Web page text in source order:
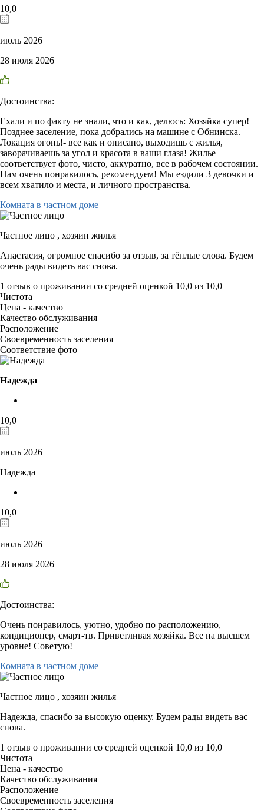
10,0
июль 2026
28 июля 2026
Достоинства:
Ехали и по факту не знали, что и как, делюсь: Хозяйка супер!
Позднее заселение, пока добрались на машине с Обнинска.
Локация огонь!- все как и описано, выходишь с жилья,
заворачиваешь за угол и красота в ваши глаза! Жилье
соответствует фото, чисто, аккуратно, все в рабочем состоянии.
Нам очень понравилось, рекомендуем! Мы ездили 3 девочки и
всем хватило и места, и личного пространства.
Комната в частном доме
Частное лицо , хозяин жилья
Анастасия, огромное спасибо за отзыв, за тёплые слова. Будем
очень рады видеть вас снова.
1 отзыв о проживании со средней оценкой 10,0 из 10,0
Чистота
Цена - качество
Качество обслуживания
Расположение
Своевременность заселения
Соответствие фото
Надежда
10,0
июль 2026
Надежда
10,0
июль 2026
28 июля 2026
Достоинства:
Очень понравилось, уютно, удобно по расположению,
кондиционер, смарт-тв. Приветливая хозяйка. Все на высшем
уровне! Советую!
Комната в частном доме
Частное лицо , хозяин жилья
Надежда, спасибо за высокую оценку. Будем рады видеть вас
снова.
1 отзыв о проживании со средней оценкой 10,0 из 10,0
Чистота
Цена - качество
Качество обслуживания
Расположение
Своевременность заселения